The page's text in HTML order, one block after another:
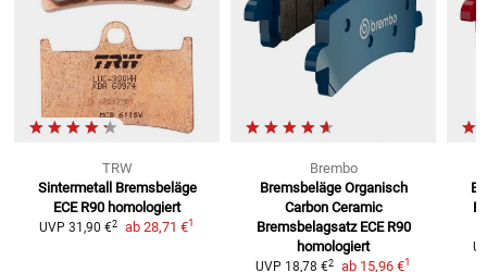
TRW
Sintermetall Bremsbeläge
ECE R90 homologiert
UVP 31,90 €2 ab 28,71 €1
Brembo
Bremsbeläge Organisch
Carbon Ceramic
Bremsbelagsatz ECE R90
homologiert
UVP 18,78 €2 ab 15,96 €1